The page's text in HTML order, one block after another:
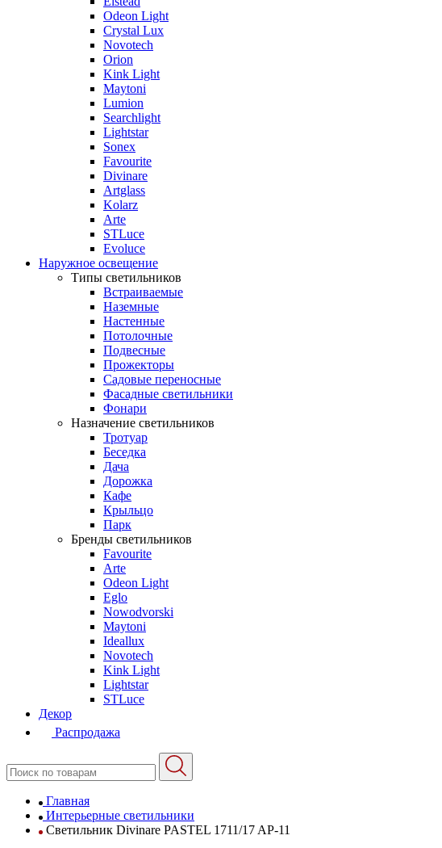
Odeon Light
Crystal Lux
Novotech
Orion
Kink Light
Maytoni
Lumion
Searchlight
Lightstar
Sonex
Favourite
Divinare
Artglass
Kolarz
Arte
STLuce
Evoluce
Наружное освещение
Типы светильников
Встраиваемые
Наземные
Настенные
Потолочные
Подвесные
Прожекторы
Садовые переносные
Фасадные светильники
Фонари
Назначение светильников
Тротуар
Беседка
Дача
Дорожка
Кафе
Крыльцо
Парк
Бренды светильников
Favourite
Arte
Odeon Light
Eglo
Nowodvorski
Maytoni
Ideallux
Novotech
Kink Light
Lightstar
STLuce
Декор
Распродажа
Главная
Интерьерные светильники
Светильник Divinare PASTEL 1711/17 AP-11